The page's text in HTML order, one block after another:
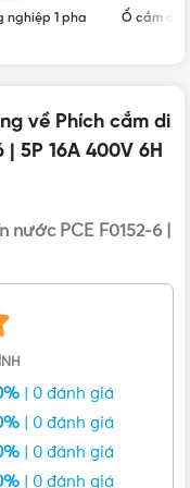
qua sử dụng
nghiệp 1 pha Ổ cắm
về Phích cắm di
5P 16A 400V 6H
PCE F0152-6 |
| 0 đánh giá
| 0 đánh giá
| 0 đánh giá
| 0 đánh giá